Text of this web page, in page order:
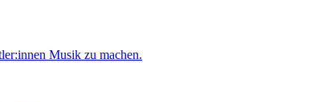
Musik zu machen.